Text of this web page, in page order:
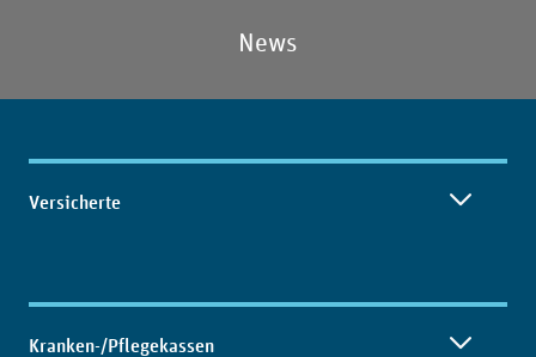
News
Inhaltsübersicht
Versicherte
Kranken-/Pflegekassen